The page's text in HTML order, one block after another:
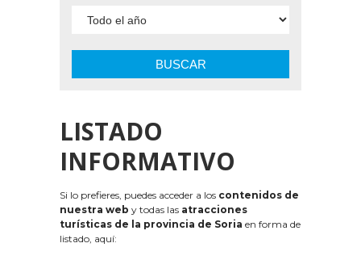
BUSCAR
LISTADO
INFORMATIVO
Si lo prefieres, puedes acceder a los contenidos de
nuestra web y todas las atracciones
turísticas de la provincia de Soria en forma de
listado, aquí: